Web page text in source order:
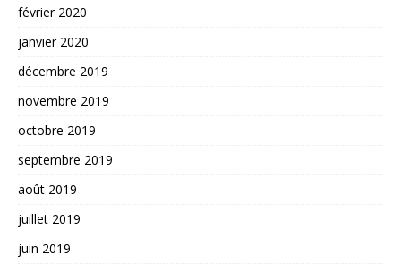
février 2020
janvier 2020
décembre 2019
novembre 2019
octobre 2019
septembre 2019
août 2019
juillet 2019
juin 2019